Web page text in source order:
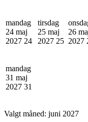
mandag
24 maj
2027 24
tirsdag
25 maj
2027 25
26
2027
mandag
31 maj
2027 31
Valgt måned: juni 2027